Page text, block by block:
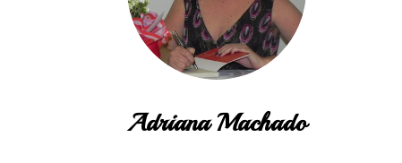
Adriana Machado